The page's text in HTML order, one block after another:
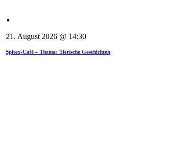
21. August 2026 @ 14:30
Spitex-Café – Thema: Tierische Geschichten